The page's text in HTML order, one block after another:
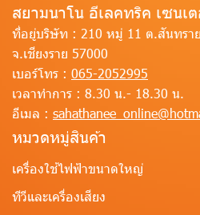
สยามนาโน อีเลคทริค เซนเ
ที่อยู่บริษัท : 210 หมู่ 11 ต.สันทรา
จ.เชียงราย 57000
เบอร์โทร : 065-2052995
เวลาทำการ : 8.30 น.- 18.30 น.
อีเมล :
หมวดหมู่สินค้า
เครื่องใช้ไฟฟ้าขนาดใหญ่
ทีวีและเครื่องเสียง